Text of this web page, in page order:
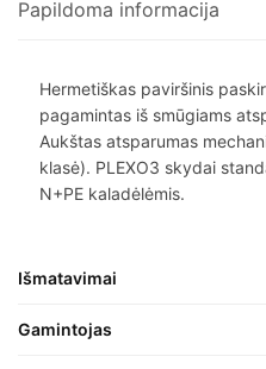
Papildoma informacija
Hermetiškas paviršinis
pagamintas iš smūgiams
Aukštas atsparumas
klasė). PLEXO3 skydai
N+PE kaladėlėmis.
Išmatavimai
Gamintojas